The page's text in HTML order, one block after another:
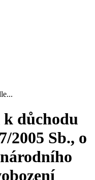
důchodu
2005 Sb., o